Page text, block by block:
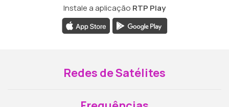
Instale a aplicação RTP Play
Redes de Satélites